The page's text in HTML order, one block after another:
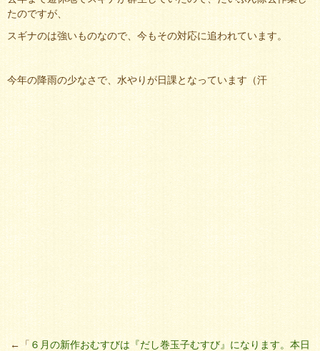
たのですが、
スギナのは強いものなので、今もその対応に追われています。
今年の降雨の少なさで、水やりが日課となっています（汗
←「 ６月の新作おむすびは『だし巻玉子むすび』になります。本日